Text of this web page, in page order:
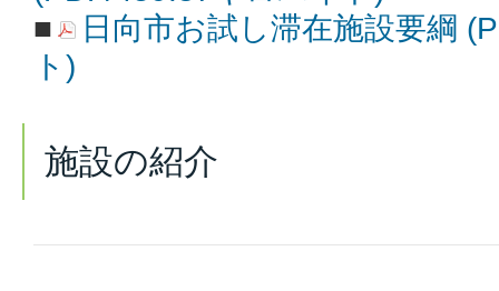
■
日向市お試し滞在施設要綱
ト)
施設の紹介